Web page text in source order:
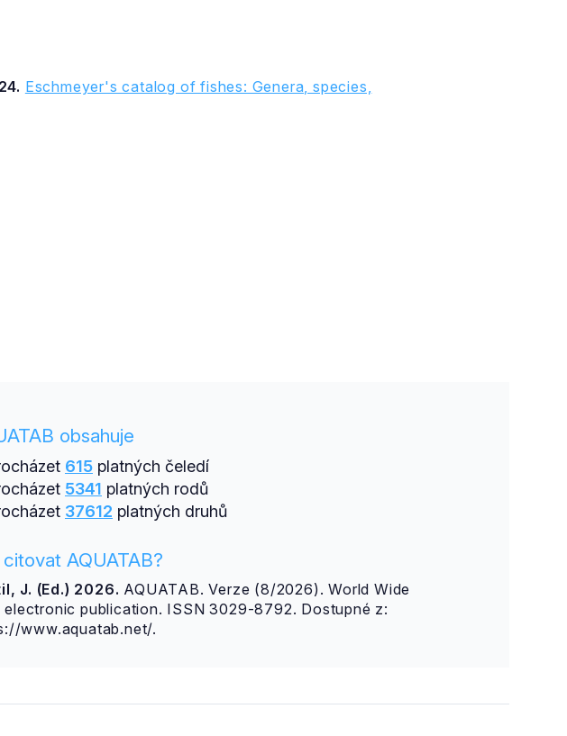
Eschmeyer's catalog of fishes: Genera, species,
obsahuje
615platných čeledí
5341 platných rodů
37612 platných druhů
AQUATAB?
J. (Ed.) 2026. AQUATAB. Verze (8/2026). World Wide
electronic publication. ISSN 3029-8792. Dostupné z:
www.aquatab.net/.